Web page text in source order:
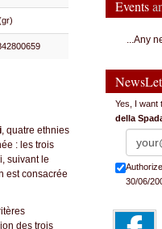
, quatre ethnies
: les trois
suivant le
est consacrée
des trois
Events
...Any
Yes, I want
della
30/06/